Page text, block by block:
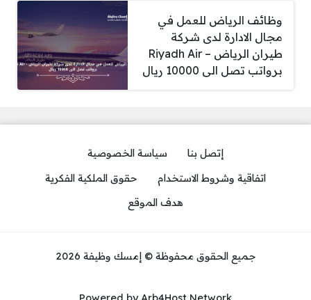
وظائف الرياض للعمل في
مجال الادارة لدى شركة
طيران الرياض – Riyadh Air
برواتب تصل الى 10000 ريال
إتصل بنا
سياسة الخصوصية
اتفاقية وشروط الاستخدام
حقوق الملكية الفكرية
هدف الموقع
جميع الحقوق محفوظة © إمسك وظيفة 2026